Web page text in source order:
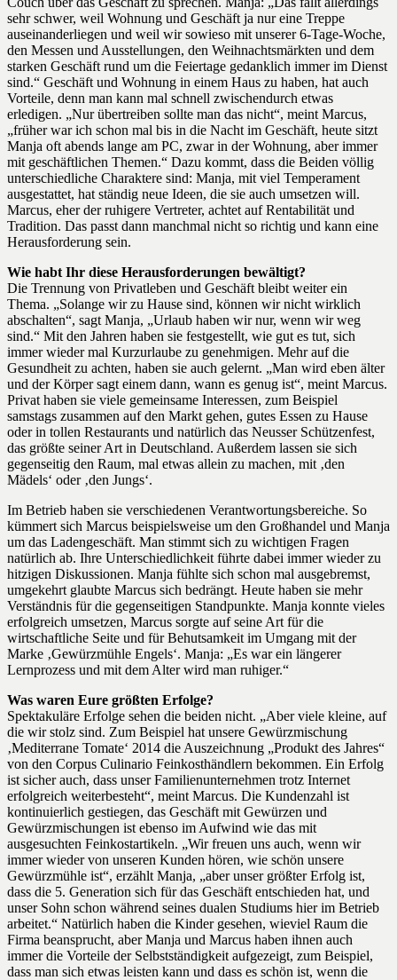
sehr schwer, weil Wohnung und Geschäft ja nur eine Treppe
auseinanderliegen und weil wir sowieso mit unserer 6-Tage-Woche,
den Messen und Ausstellungen, den Weihnachtsmärkten und dem
starken Geschäft rund um die Feiertage gedanklich immer im Dienst
sind.“ Geschäft und Wohnung in einem Haus zu haben, hat auch
Vorteile, denn man kann mal schnell zwischendurch etwas
erledigen. „Nur übertreiben sollte man das nicht“, meint Marcus,
„früher war ich schon mal bis in die Nacht im Geschäft, heute sitzt
Manja oft abends lange am PC, zwar in der Wohnung, aber immer
mit geschäftlichen Themen.“ Dazu kommt, dass die Beiden völlig
unterschiedliche Charaktere sind: Manja, mit viel Temperament
ausgestattet, hat ständig neue Ideen, die sie auch umsetzen will.
Marcus, eher der ruhigere Vertreter, achtet auf Rentabilität und
Tradition. Das passt dann manchmal nicht so richtig und kann eine
Herausforderung sein.
Wie habt Ihr diese Herausforderungen bewältigt?
Die Trennung von Privatleben und Geschäft bleibt weiter ein
Thema. „Solange wir zu Hause sind, können wir nicht wirklich
abschalten“, sagt Manja, „Urlaub haben wir nur, wenn wir weg
sind.“ Mit den Jahren haben sie festgestellt, wie gut es tut, sich
immer wieder mal Kurzurlaube zu genehmigen. Mehr auf die
Gesundheit zu achten, haben sie auch gelernt. „Man wird eben älter
und der Körper sagt einem dann, wann es genug ist“, meint Marcus.
Privat haben sie viele gemeinsame Interessen, zum Beispiel
samstags zusammen auf den Markt gehen, gutes Essen zu Hause
oder in tollen Restaurants und natürlich das Neusser Schützenfest,
das größte seiner Art in Deutschland. Außerdem lassen sie sich
gegenseitig den Raum, mal etwas allein zu machen, mit ‚den
Mädels‘ oder ‚den Jungs‘.
Im Betrieb haben sie verschiedenen Verantwortungsbereiche. So
kümmert sich Marcus beispielsweise um den Großhandel und Manja
um das Ladengeschäft. Man stimmt sich zu wichtigen Fragen
natürlich ab. Ihre Unterschiedlichkeit führte dabei immer wieder zu
hitzigen Diskussionen. Manja fühlte sich schon mal ausgebremst,
umgekehrt glaubte Marcus sich bedrängt. Heute haben sie mehr
Verständnis für die gegenseitigen Standpunkte. Manja konnte vieles
erfolgreich umsetzen, Marcus sorgte auf seine Art für die
wirtschaftliche Seite und für Behutsamkeit im Umgang mit der
Marke ‚Gewürzmühle Engels‘. Manja: „Es war ein längerer
Lernprozess und mit dem Alter wird man ruhiger.“
Was waren Eure größten Erfolge?
Spektakuläre Erfolge sehen die beiden nicht. „Aber viele kleine, auf
die wir stolz sind. Zum Beispiel hat unsere Gewürzmischung
‚Mediterrane Tomate‘ 2014 die Auszeichnung „Produkt des Jahres“
von den Corpus Culinario Feinkosthändlern bekommen. Ein Erfolg
ist sicher auch, dass unser Familienunternehmen trotz Internet
erfolgreich weiterbesteht“, meint Marcus. Die Kundenzahl ist
kontinuierlich gestiegen, das Geschäft mit Gewürzen und
Gewürzmischungen ist ebenso im Aufwind wie das mit
ausgesuchten Feinkostartikeln. „Wir freuen uns auch, wenn wir
immer wieder von unseren Kunden hören, wie schön unsere
Gewürzmühle ist“, erzählt Manja, „aber unser größter Erfolg ist,
dass die 5. Generation sich für das Geschäft entschieden hat, und
unser Sohn schon während seines dualen Studiums hier im Betrieb
arbeitet.“ Natürlich haben die Kinder gesehen, wieviel Raum die
Firma beansprucht, aber Manja und Marcus haben ihnen auch
immer die Vorteile der Selbstständigkeit aufgezeigt, zum Beispiel,
dass man sich etwas leisten kann und dass es schön ist, wenn die